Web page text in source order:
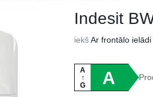
Indesit
iekšAr frontālo ielādi
A
↑
G
A